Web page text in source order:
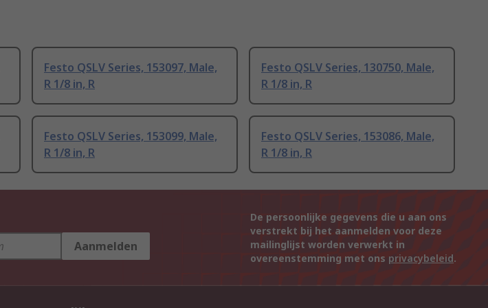
Festo QSLV Series, 153097, Male,
R 1/8 in, R
Festo QSLV Series, 130750, Male,
R 1/8 in, R
Festo QSLV Series, 153099, Male,
R 1/8 in, R
Festo QSLV Series, 153086, Male,
R 1/8 in, R
Aanmelden
De persoonlijke gegevens die u aan ons
verstrekt bij het aanmelden voor deze
mailinglijst worden verwerkt in
overeenstemming met ons privacybeleid.